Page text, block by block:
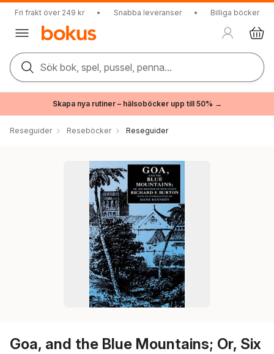
Fri frakt över 249 kr • Snabba leveranser • Billiga böcker
Sök bok, spel, pussel, penna...
Skapa nya rutiner – hälsoböcker upp till 50% →
Reseguider Reseböcker Reseguider
Goa, and the Blue Mountains; Or, Six